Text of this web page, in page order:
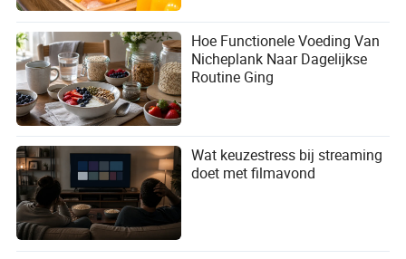
Hoe Functionele Voeding Van
Nicheplank Naar Dagelijkse
Routine Ging
Wat keuzestress bij streaming
doet met filmavond